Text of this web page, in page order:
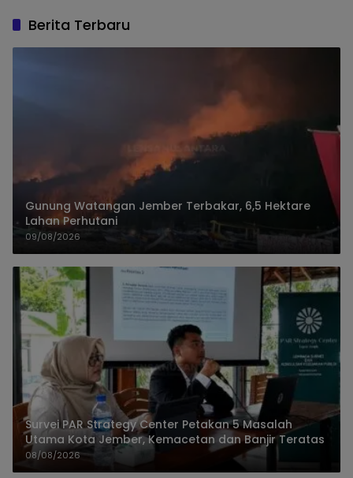
Berita Terbaru
Gunung Watangan Jember Terbakar, 6,5 Hektare
Lahan Perhutani
09/08/2026
Survei PAR Strategy Center Petakan 5 Masalah
Utama Kota Jember, Kemacetan dan Banjir Teratas
08/08/2026